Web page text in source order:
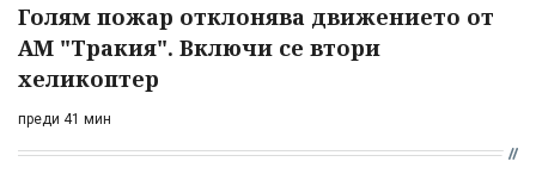
Голям пожар отклонява движението от
АМ "Тракия". Включи се втори
хеликоптер
преди 41 мин